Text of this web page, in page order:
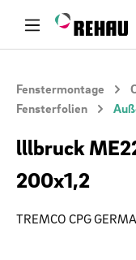
Zum Hauptinhalt springen
Fenstermontage
Fensterfolien
lllbruck
200x1,2
TREMCO CPG